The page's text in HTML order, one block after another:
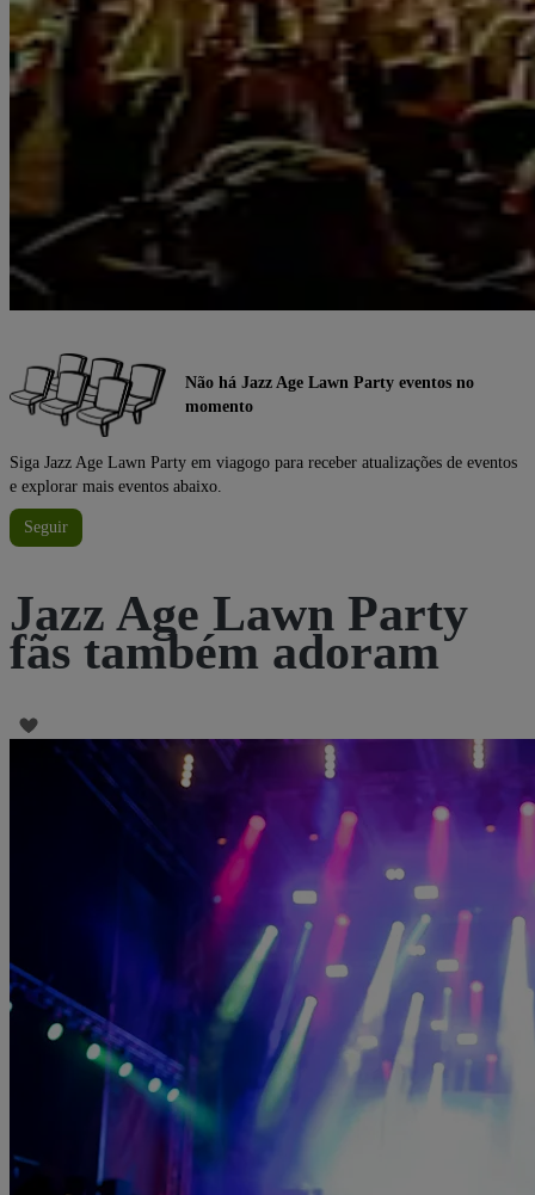
Não há Jazz Age Lawn Party eventos no
momento
Siga Jazz Age Lawn Party em viagogo para receber atualizações de eventos
e explorar mais eventos abaixo.
Seguir
Jazz Age Lawn Party
fãs também adoram